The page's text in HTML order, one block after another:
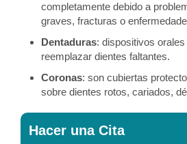
completamente debido a
graves, fracturas o
Dentaduras: dispositivos
reemplazar dientes faltantes.
Coronas: son cubiertas
sobre dientes rotos, cariados,
Hacer una Cita